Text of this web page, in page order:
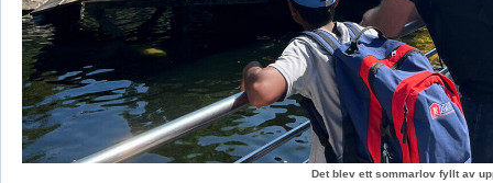
Det blev ett sommarlov fyllt av